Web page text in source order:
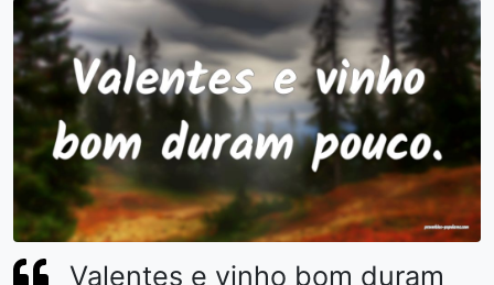
Valentes e vinho bom duram